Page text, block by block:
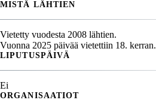
MISTÄ LÄHTIEN
Vietetty vuodesta 2008 lähtien.
Vuonna 2025 päivää vietettiin 18. kerran.
LIPUTUSPÄIVÄ
Ei
ORGANISAATIOT